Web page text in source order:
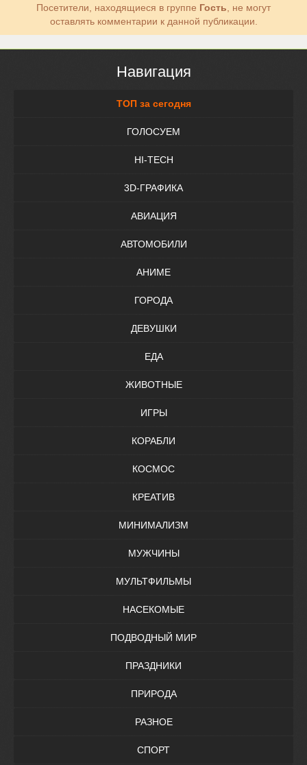
Посетители, находящиеся в группе Гость , не могут
оставлять комментарии к данной публикации.
Навигация
ТОП за сегодня
ГОЛОСУЕМ
HI-TECH
3D-ГРАФИКА
АВИАЦИЯ
АВТОМОБИЛИ
АНИМЕ
ГОРОДА
ДЕВУШКИ
ЕДА
ЖИВОТНЫЕ
ИГРЫ
КОРАБЛИ
КОСМОС
КРЕАТИВ
МИНИМАЛИЗМ
МУЖЧИНЫ
МУЛЬТФИЛЬМЫ
НАСЕКОМЫЕ
ПОДВОДНЫЙ МИР
ПРАЗДНИКИ
ПРИРОДА
РАЗНОЕ
СПОРТ